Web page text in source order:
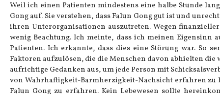
Weil ich einen Patienten mindestens eine halbe Stunde
Gong auf. Sie verstehen, dass Falun Gong gut ist und
ihren Unterorganisationen auszutreten. Wegen
wenig Beachtung. Ich meinte, dass ich meinen
Patienten. Ich erkannte, dass dies eine Störung war. So
Faktoren aufzulösen, die die Menschen davon abhielten
aufrichtige Gedanken aus, um jede Person mit
von Wahrhaftigkeit-Barmherzigkeit-Nachsicht erfahren zu
Falun Gong zu erfahren. Kein Lebewesen sollte